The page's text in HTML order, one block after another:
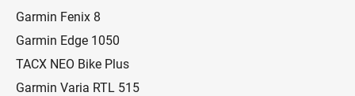
Garmin Fenix 8
Garmin Edge 1050
TACX NEO Bike Plus
Garmin Varia RTL 515